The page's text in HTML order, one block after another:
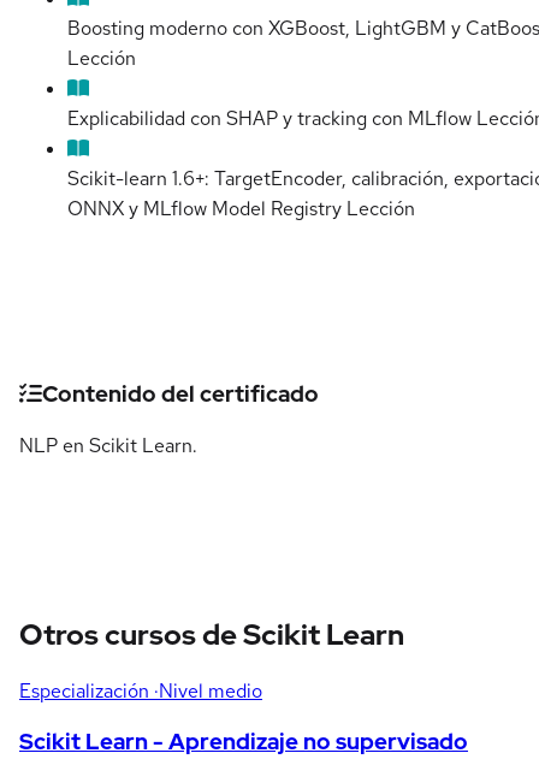
Boosting moderno con XGBoost, LightGBM y
Lección
Explicabilidad con SHAP y tracking con MLflow
Scikit-learn 1.6+: TargetEncoder, calibración,
ONNX y MLflow Model Registry Lección
Detalles del curso
Contenido del certificado
NLP en Scikit Learn.
Otros cursos de Scikit Learn
Especialización ·Nivel medio
Scikit Learn - Aprendizaje no supervisado